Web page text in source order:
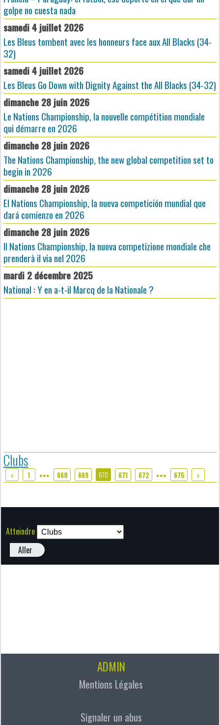
golpe no cuesta nada
samedi 4 juillet 2026
Les Bleus tombent avec les honneurs face aux All Blacks (34-
32)
samedi 4 juillet 2026
Les Bleus Go Down with Dignity Against the All Blacks (34-32)
dimanche 28 juin 2026
Le Nations Championship, la nouvelle compétition mondiale
qui démarre en 2026
dimanche 28 juin 2026
The Nations Championship, the new global competition set to
begin in 2026
dimanche 28 juin 2026
El Nations Championship, la nueva competición mundial que
dará comienzo en 2026
dimanche 28 juin 2026
Il Nations Championship, la nuova competizione mondiale che
prenderà il via nel 2026
mardi 2 décembre 2025
National : Y en a-t-il Marcq de la Nationale ?
Clubs
1 ●●● 668 669 670 671 672 ●●● 675
Atteindre
Aller
ADMIN
Mentions Légales
Signaler un abus